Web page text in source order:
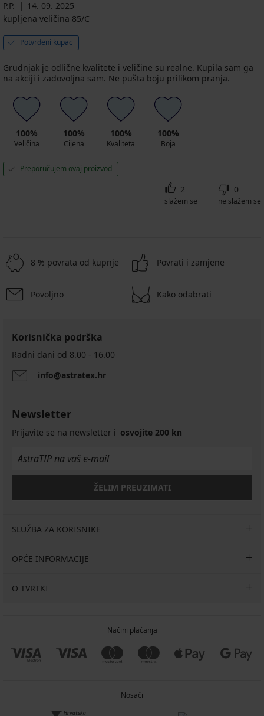
16,79
€
BRA20
nepodstavljen...
51,99
41,59
Kod
BRA20
Kod
BRA20
P.P.
14. 09. 2025
kupljena veličina 85/C
Potvrđeni kupac
Grudnjak je odlične kvalitete i veličine su realne. Kupila sam ga
na akciji i zadovoljna sam. Ne pušta boju prilikom pranja.
100%
Veličina
100%
Cijena
100%
Kvaliteta
100%
Boja
Preporučujem ovaj proizvod
2
slažem se
0
ne slažem se
8 % povrata od kupnje Povrati i zamjene
Povoljno Kako odabrati
Korisnička podrška
Radni dani od 8.00 - 16.00
info@astratex.hr
Newsletter
Prijavite se na newsletter i osvojite 200 kn
ŽELIM PREUZIMATI
SLUŽBA ZA KORISNIKE
OPĆE INFORMACIJE
O TVRTKI
Načini plaćanja
Nosači